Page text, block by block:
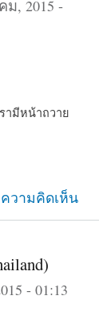
ม, 2015 -
ามีหน้าถวาย
ายพระพร
วามคิดเห็น
- 01:13